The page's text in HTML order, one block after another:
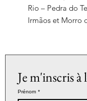
Rio – Pedra do
Irmãos et Morro
Je m'inscris
Prénom *